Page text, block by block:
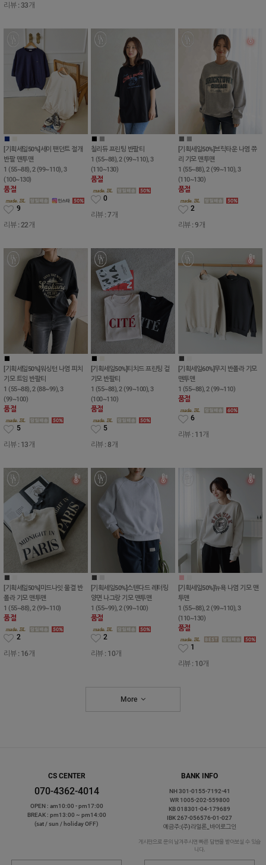
리뷰 : 33개
■
[기획세일50%]세이 팬던트 절개
반팔 맨투맨
1 (55~88), 2 (99~110), 3
(100~130)
품절
9
리뷰 : 22개
■ ■
칠리듀 프린팅 반팔티
1 (55~88), 2 (99~110), 3
(110~130)
품절
0
리뷰 : 7개
■ ■
[기획세일50%]브릭타운 나염 쮸
리 기모 맨투맨
1 (55~88), 2 (99~110), 3
(110~130)
품절
2
리뷰 : 9개
■
[기획세일50%]워싱턴 나염 피치
기모 트임 반팔티
1 (55~88), 2 (88~99), 3
(99~100)
품절
5
리뷰 : 13개
■
[기획세일50%]티치드 프린팅 겉
기모 반팔티
1 (55~88), 2 (99~100), 3
(100~110)
품절
5
리뷰 : 8개
■
[기획세일60%]무지 반폴라 기모
맨투맨
1 (55~88), 2 (99~110)
품절
6
리뷰 : 11개
■
[기획세일50%]미드나잇 물결 반
폴라 기모 맨투맨
1 (55~88), 2 (99~110)
품절
2
리뷰 : 16개
■
[기획세일50%]스텐다드 레터링
양면 나그랑 기모 맨투맨
1 (55~99), 2 (99~100)
품절
2
리뷰 : 10개
■
[기획세일50%]뉴욕 나염 기모 맨
투맨
1 (55~88), 2 (99~110), 3
(110~130)
품절
1
리뷰 : 10개
More
CS CENTER
070-4362-4014
OPEN : am10:00 - pm17:00
BREAK : pm13:00 ~ pm14:00
(sat / sun / holiday OFF)
BANK INFO
NH 301-0155-7192-41
WR 1005-202-559800
KB 018301-04-179689
IBK 267-056576-01-027
예금주:(주)라일론_바이로그인
게시판으로 문의 남겨주시면 빠른 답변을 받아보실 수 있습
니다.